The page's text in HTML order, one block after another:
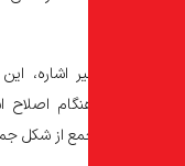
اشاره، این نوع از صفت
اصلاح اسم‌های مفرد
از شکل جمع صفت اشاره